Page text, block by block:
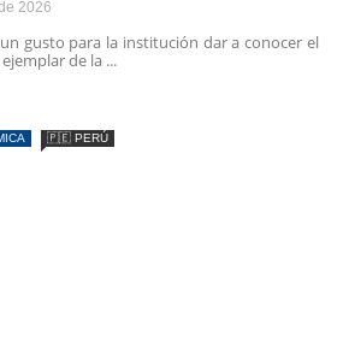
2026
gusto para la institución dar a conocer el
de la ...
🇵🇪 PERÚ